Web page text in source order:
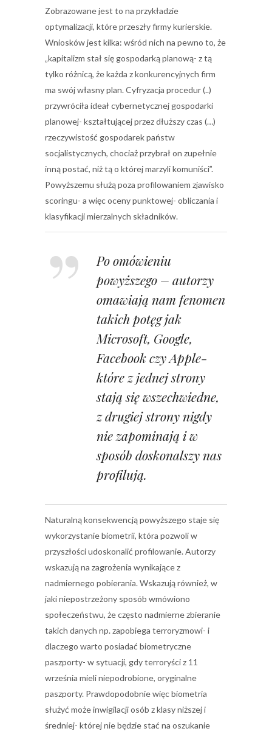
Zobrazowane jest to na przykładzie
optymalizacji, które przeszły firmy kurierskie.
Wniosków jest kilka: wśród nich na pewno to, że
„kapitalizm stał się gospodarką planową- z tą
tylko różnicą, że każda z konkurencyjnych firm
ma swój własny plan. Cyfryzacja procedur (..)
przywróciła ideał cybernetycznej gospodarki
planowej- kształtującej przez dłuższy czas (…)
rzeczywistość gospodarek państw
socjalistycznych, chociaż przybrał on zupełnie
inną postać, niż tą o której marzyli komuniści”.
Powyższemu służą poza profilowaniem zjawisko
scoringu- a więc oceny punktowej- obliczania i
klasyfikacji mierzalnych składników.
Po omówieniu
powyższego – autorzy
omawiają nam fenomen
takich potęg jak
Microsoft, Google,
Facebook czy Apple-
które z jednej strony
stają się wszechwiedne,
z drugiej strony nigdy
nie zapominają i w
sposób doskonalszy nas
profilują.
Naturalną konsekwencją powyższego staje się
wykorzystanie biometrii, która pozwoli w
przyszłości udoskonalić profilowanie. Autorzy
wskazują na zagrożenia wynikające z
nadmiernego pobierania. Wskazują również, w
jaki niepostrzeżony sposób wmówiono
społeczeństwu, że często nadmierne zbieranie
takich danych np. zapobiega terroryzmowi- i
dlaczego warto posiadać biometryczne
paszporty- w sytuacji, gdy terroryści z 11
września mieli niepodrobione, oryginalne
paszporty. Prawdopodobnie więc biometria
służyć może inwigilacji osób z klasy niższej i
średniej- której nie będzie stać na oszukanie